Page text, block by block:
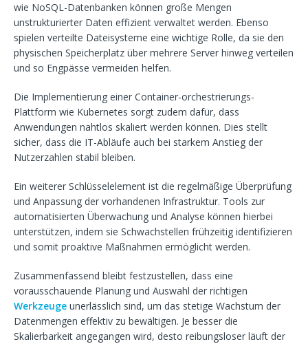
wie NoSQL-Datenbanken können große Mengen
unstrukturierter Daten effizient verwaltet werden. Ebenso
spielen verteilte Dateisysteme eine wichtige Rolle, da sie den
physischen Speicherplatz über mehrere Server hinweg verteilen
und so Engpässe vermeiden helfen.
Die Implementierung einer Container-orchestrierungs-
Plattform wie Kubernetes sorgt zudem dafür, dass
Anwendungen nahtlos skaliert werden können. Dies stellt
sicher, dass die IT-Abläufe auch bei starkem Anstieg der
Nutzerzahlen stabil bleiben.
Ein weiterer Schlüsselelement ist die regelmäßige Überprüfung
und Anpassung der vorhandenen Infrastruktur. Tools zur
automatisierten Überwachung und Analyse können hierbei
unterstützen, indem sie Schwachstellen frühzeitig identifizieren
und somit proaktive Maßnahmen ermöglicht werden.
Zusammenfassend bleibt festzustellen, dass eine
vorausschauende Planung und Auswahl der richtigen
Werkzeuge unerlässlich sind, um das stetige Wachstum der
Datenmengen effektiv zu bewältigen. Je besser die
Skalierbarkeit angegangen wird, desto reibungsloser läuft der